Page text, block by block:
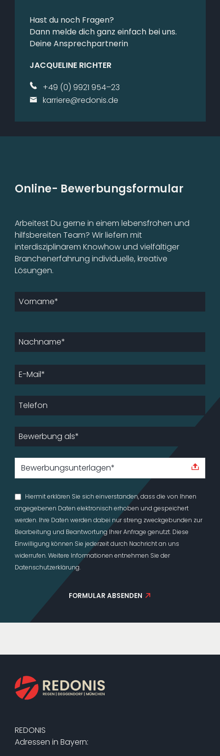
Hast du noch Fragen?
Dann melde dich ganz einfach bei uns.
Deine Ansprechpartnerin
JACQUELINE RICHTER
+49 (0) 9921 954–23
karriere@​redonis.​de
Online- Bewerbungsformular
Arbeitest Du gerne in einem lebensfrohen und
hilfsbereiten Team? Wir liefern mit
interdisziplinärem Knowhow und vielfältiger
Branchenerfahrung individuelle, kreative
Lösungen.
Email *
Bewerbungsunterlagen*
Hiermit erklären Sie sich einverstanden, dass die von Ihnen
angegebenen Daten elektronisch erhoben und gespeichert
werden. Ihre Daten werden dabei nur streng zweckgebunden zur
Bearbeitung und Beantwortung Ihrer Anfrage genutzt. Diese
Einwilligung können Sie jederzeit durch Nachricht an uns
widerrufen. Weitere Informationen entnehmen Sie der
Datenschutzerklärung.
FORMULAR ABSENDEN
REDONIS
Adressen in Bayern: